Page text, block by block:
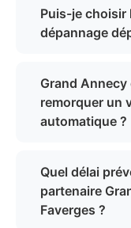
Puis-je choisir
dépannage
Grand
remorquer un
automatique ?
Quel délai
partenaire
Faverges ?